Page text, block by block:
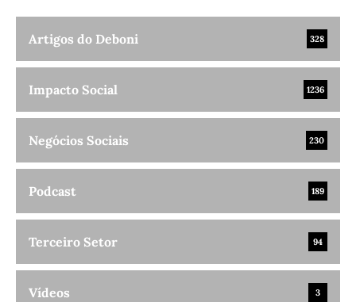
Artigos do Deboni 328
Impacto Social 1236
Negócios Sociais 230
Podcast 189
Terceiro Setor 94
Vídeos 3